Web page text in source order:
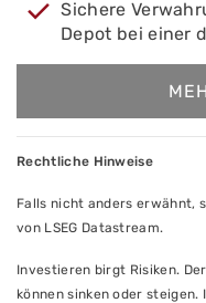
Sichere
Depot bei einer
Rechtliche Hinweise
Falls nicht anders erwähnt,
von LSEG Datastream.
Investieren birgt Risiken.
können sinken oder